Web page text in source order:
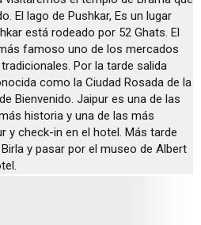
El lago de Pushkar, Es un lugar
está rodeado por 52 Ghats. El
famoso uno de los mercados
Por la tarde salida
como la Ciudad Rosada de la
Bienvenido. Jaipur es una de las
historia y una de las más
y check-in en el hotel. Más tarde
y pasar por el museo de Albert